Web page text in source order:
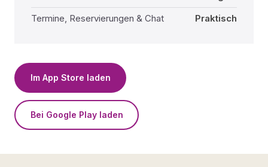
Termine, Reservierungen & Chat
Praktisch
Im App Store laden
Bei Google Play laden